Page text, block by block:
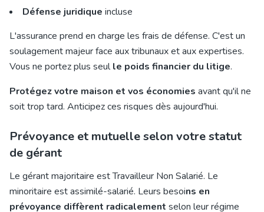
Défense juridique incluse
L'assurance prend en charge les frais de défense. C'est un
soulagement majeur face aux tribunaux et aux expertises.
Vous ne portez plus seulle poids financier du litige.
Protégez votre maison et vos économies avant qu'il ne
soit trop tard. Anticipez ces risques dès aujourd'hui.
Prévoyance et mutuelle selon votre statut
de gérant
Le gérant majoritaire est Travailleur Non Salarié. Le
minoritaire estassimilé-salarié. Leurs besoins en
prévoyance diffèrent radicalement selon leur régime